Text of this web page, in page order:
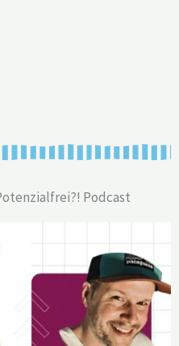
Podcast